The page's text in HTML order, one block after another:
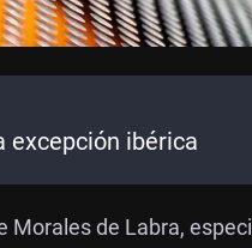
excepción ibérica
Morales de Labra,